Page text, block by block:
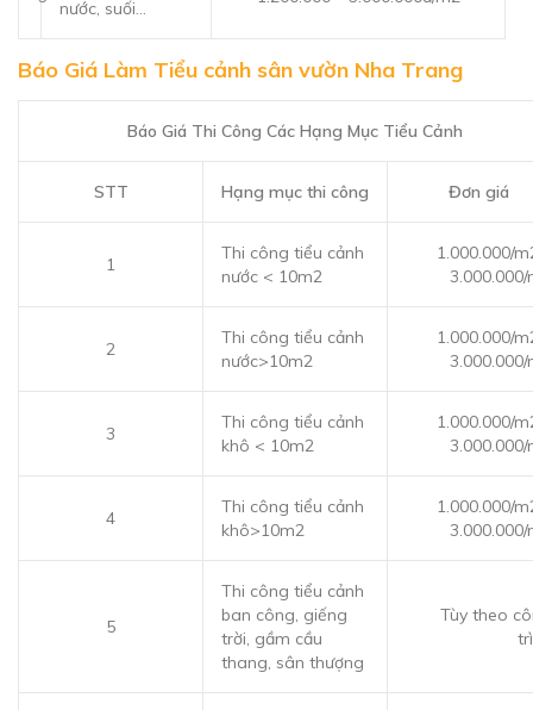
nước, suối…
Báo Giá Làm Tiểu cảnh sân vườn Nha Trang
Báo Giá Thi Công Các Hạng Mục Tiểu Cảnh
STT Hạng mục thi công Đơn giá
1
Thi công tiểu cảnh
nước < 10m2
1.000.000/
3.000.000/
2
Thi công tiểu cảnh
nước>10m2
1.000.000/
3.000.000/
3
Thi công tiểu cảnh
khô < 10m2
1.000.000/
3.000.000/
4
Thi công tiểu cảnh
khô>10m2
1.000.000/
3.000.000/
5
Thi công tiểu cảnh
ban công, giếng
trời, gầm cầu
thang, sân thượng
Tùy theo